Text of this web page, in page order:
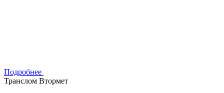
Подробнее
Транслом Втормет